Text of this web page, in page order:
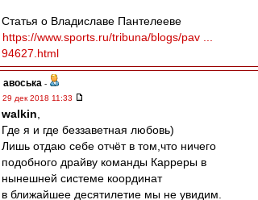
Статья о Владиславе Пантелееве
https://www.sports.ru/tribuna/blogs/pav ...
94627.html
авоська -
29 дек 2018 11:33
walkin
Где я и где беззаветная любовь)
Лишь отдаю себе отчёт в том,что ничего
подобного драйву команды Карреры в
нынешней системе координат
в ближайшее десятилетие мы не увидим.